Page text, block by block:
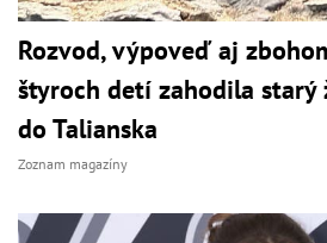
Rozvod, výpoveď aj
štyroch detí zahodila
do Talianska
Zoznam magazíny